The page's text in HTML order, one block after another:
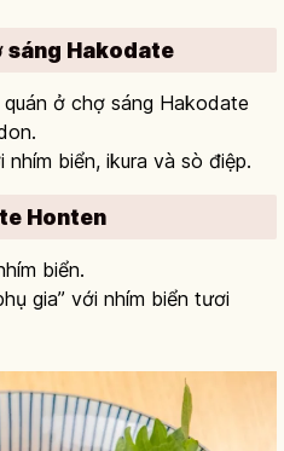
sáng Hakodate
ở chợ sáng Hakodate
nhím biển, ikura và sò điệp.
Honten
biển.
gia” với nhím biển tươi